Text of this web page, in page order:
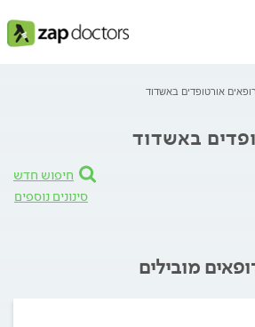
רופאים אורטופדים באשדוד
באשדוד
חיפוש חדש
סינונים נוספים
מובילים